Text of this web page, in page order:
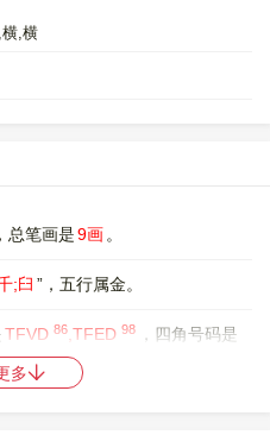
,横
，总笔画是9画 。
;臼 ”，五行属金。
TFVD 86 ,TFED 98
，四角号码是
文电码是无
多